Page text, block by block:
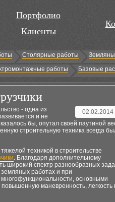
Портфолио
Клиенты
Столярные работы
работы Базовые
02.02.2014
- одна из
и не
бы, опутал своей паутиной
строительную техника всегда
техникой в строительстве
. Благодаря дополнительному
широкий спектр разнообразных
земляных работах и при
основными
маневренность, легкость